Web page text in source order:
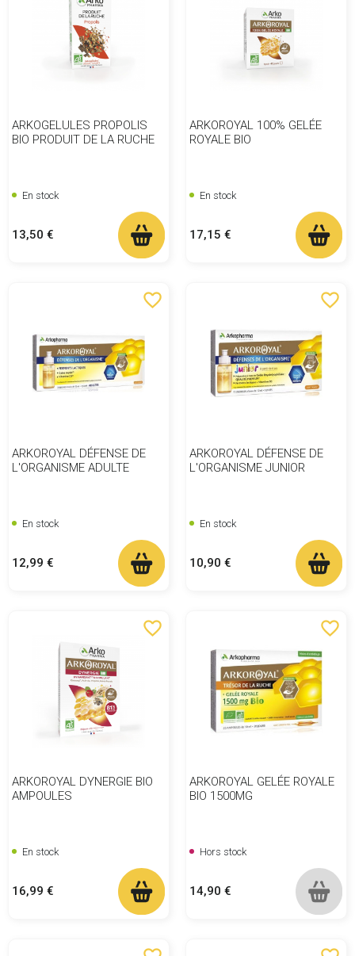
ARKOGELULES PROPOLIS
BIO PRODUIT DE LA RUCHE
En stock
Prix
13,50 €
ARKOROYAL 100% GELÉE
ROYALE BIO
En stock
Prix
17,15 €
favorite_border
ARKOROYAL DÉFENSE DE
L'ORGANISME ADULTE
En stock
Prix
12,99 €
favorite_border
ARKOROYAL DÉFENSE DE
L'ORGANISME JUNIOR
En stock
Prix
10,90 €
favorite_border
ARKOROYAL DYNERGIE BIO
AMPOULES
En stock
Prix
16,99 €
favorite_border
ARKOROYAL GELÉE ROYALE
BIO 1500MG
Hors stock
Prix
14,90 €